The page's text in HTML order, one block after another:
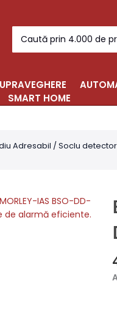
for:
SMART HOME
Adresabil /Soclu